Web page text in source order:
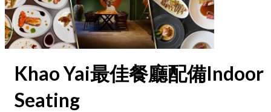
Khao Yai最佳餐廳配備Indoor
Seating